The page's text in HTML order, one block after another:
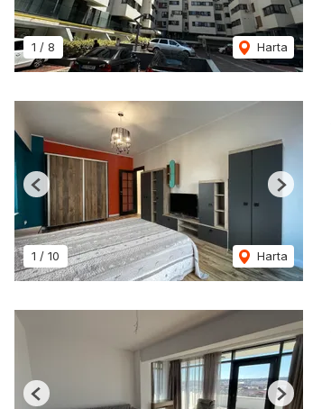
1 / 8 Harta
1 / 10 Harta
Previous Next
Previous Next